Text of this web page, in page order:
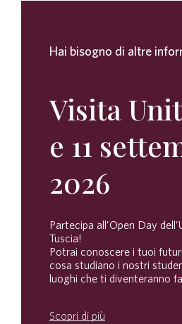
Hai bisogno di altre
Visita
e 11
2026
Partecipa all’Open Day
Tuscia!
Potrai conoscere i tuoi
cosa studiano i nostri
luoghi che ti diventeranno
Scopri di più